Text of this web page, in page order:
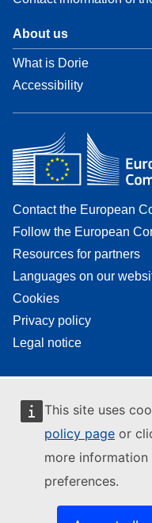
This site uses
policy page or
more
preferences.
About us
What is Dorie
Accessibility
Contact the European
Follow the European
Resources for partners
Languages on our
Cookies
Privacy policy
Legal notice